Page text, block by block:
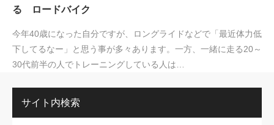
る ロードバイク
今年40歳になった自分ですが、ロングライドなどで「最近体力低
下してるなー」と思う事が多々あります。一方、一緒に走る20～
30代前半の人でトレーニングしている人は…
サイト内検索